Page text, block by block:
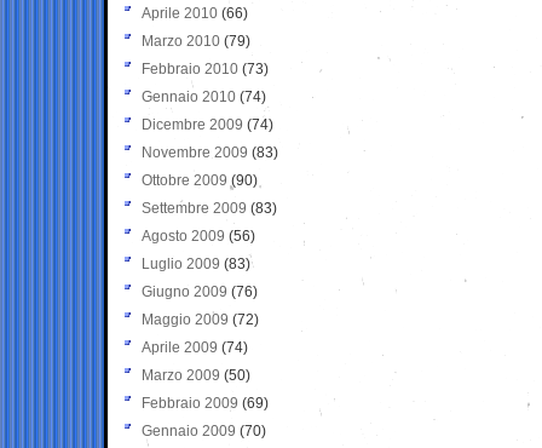
Aprile 2010 (66)
Marzo 2010 (79)
Febbraio 2010 (73)
Gennaio 2010 (74)
Dicembre 2009 (74)
Novembre 2009 (83)
Ottobre 2009 (90)
Settembre 2009 (83)
Agosto 2009 (56)
Luglio 2009 (83)
Giugno 2009 (76)
Maggio 2009 (72)
Aprile 2009 (74)
Marzo 2009 (50)
Febbraio 2009 (69)
Gennaio 2009 (70)